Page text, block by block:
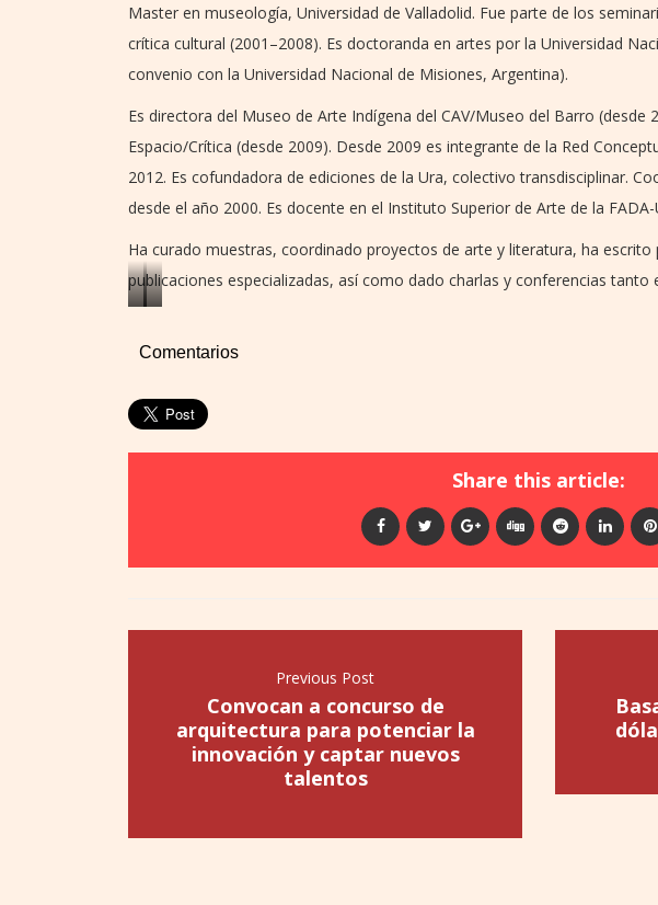
Master en museología, Universidad de Valladolid. Fue parte de los
crítica cultural (2001–2008). Es doctoranda en artes por la Universidad
convenio con la Universidad Nacional de Misiones, Argentina).
Es directora del Museo de Arte Indígena del CAV/Museo del Barro (desde
Espacio/Crítica (desde 2009). Desde 2009 es integrante de la Red
2012. Es cofundadora de ediciones de la Ura, colectivo transdisciplinar.
desde el año 2000. Es docente en el Instituto Superior de Arte de la FADA-
Ha curado muestras, coordinado proyectos de arte y literatura, ha
publicaciones especializadas, así como dado charlas y conferencias tanto
Niz.
Comentarios
Share this article:
Previous Post
Convocan a concurso de
arquitectura para potenciar la
innovación y captar nuevos
talentos